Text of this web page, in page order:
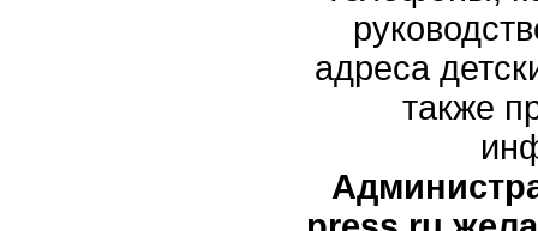
адреса
также